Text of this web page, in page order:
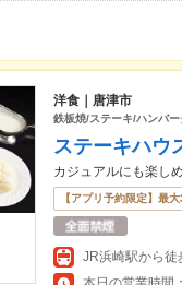
洋食｜唐津市
鉄板焼/ステーキ/ハンバ
ステーキハウ
カジュアルにも楽し
【アプリ予約限定】最
JR浜崎駅から徒